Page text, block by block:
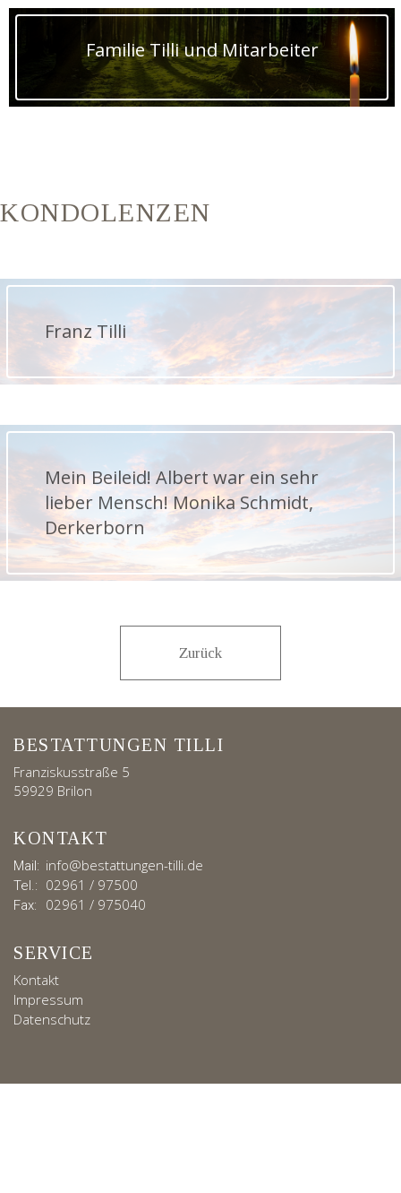
Familie Tilli und Mitarbeiter
KONDOLENZEN
Franz Tilli
Mein Beileid! Albert war ein sehr
lieber Mensch! Monika Schmidt,
Derkerborn
Zurück
BESTATTUNGEN TILLI
Franziskusstraße 5
59929 Brilon
KONTAKT
Mail: info@bestattungen-tilli.de
Tel.: 02961 / 97500
Fax: 02961 / 975040
SERVICE
Kontakt
Impressum
Datenschutz